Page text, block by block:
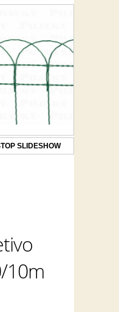
SLIDESHOW
10m